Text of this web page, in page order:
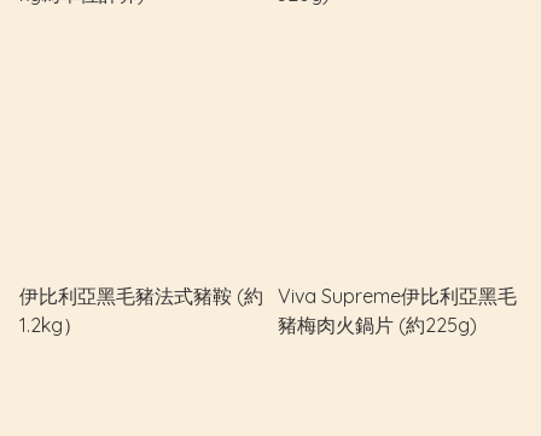
伊比利亞黑毛豬法式豬鞍 (約
1.2kg）
Viva Supreme伊比利亞黑毛
豬梅肉火鍋片 (約225g)